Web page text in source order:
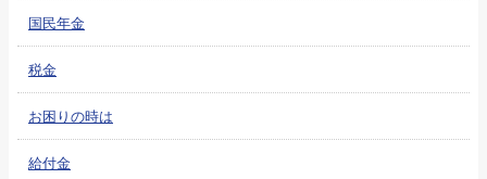
国民年金
税金
お困りの時は
給付金